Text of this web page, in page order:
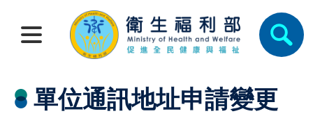
單位通訊地址申請變更